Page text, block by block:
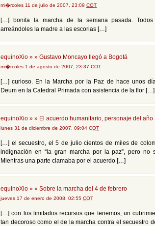
mi�rcoles 11 de julio de 2007, 23:09 COT
[…] bonita la marcha de la semana pasada. Todos
arreándoles la madre a las escorias […]
equinoXio » » Gustavo Moncayo llegó a Bogotá
mi�rcoles 1 de agosto de 2007, 23:37 COT
[…] curioso. En la Marcha por la Paz de hace unos
Deum en la Catedral Primada con asistencia de la flor […]
equinoXio » » El acuerdo humanitario, personaje del año
lunes 31 de diciembre de 2007, 09:04 COT
[…] el secuestro, el 5 de julio cientos de miles de
indignación en “la gran marcha por la paz”, pero no
Mientras una parte clamaba por el acuerdo […]
equinoXio » » Sobre la marcha del 4 de febrero
jueves 17 de enero de 2008, 02:55 COT
[…] con los limitados recursos que tenemos, un
tan decoroso como el de la marcha contra el secuestro